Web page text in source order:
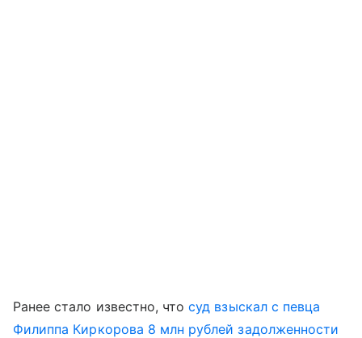
Ранее стало известно, чтосуд взыскал с певца
Филиппа Киркорова 8 млн рублей задолженности